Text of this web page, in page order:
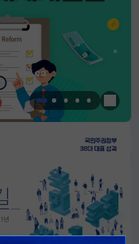
한눈에